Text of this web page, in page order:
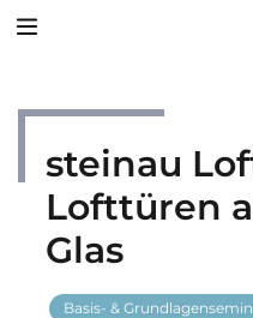
Service
Aktuelles
steinau
Lofttüren
Glas
Basis- &